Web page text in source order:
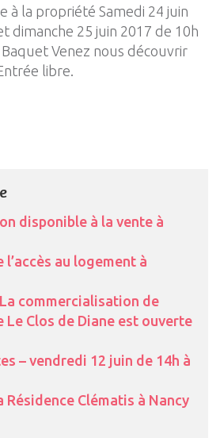
à la propriété Samedi 24 juin
dimanche 25 juin 2017 de 10h
Venez nous découvrir
libre.
disponible à la vente à
l’accès au logement à
La commercialisation de
Le Clos de Diane est ouverte
– vendredi 12 juin de 14h à
Résidence Clématis à Nancy